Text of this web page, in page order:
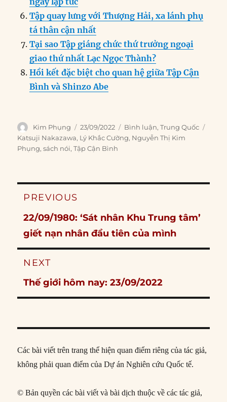
Tập quay lưng với Thượng Hải, xa lánh phụ
tá thân cận nhất
Tại sao Tập giáng chức thứ trưởng ngoại
giao thứ nhất Lạc Ngọc Thành?
Hồi kết đặc biệt cho quan hệ giữa Tập Cận
Bình và Shinzo Abe
Author
Kim Phụng
Posted
on
23/09/2022 Categories
Bình luận,Trung Quốc
Katsuji Nakazawa, Lý Khắc Cường, Nguyễn Thị Kim
Phụng,sách nói,Tập Cận Bình
Post
PREVIOUS
Previous
post:
22/09/1980: ‘Sát nhân Khu Trung tâm’
giết nạn nhân đầu tiên của mình
NEXT
Next
post:
Thế giới hôm nay: 23/09/2022
Các bài viết trên trang thể hiện quan điểm riêng của tác giả,
không phải quan điểm của Dự án Nghiên cứu Quốc tế.
© Bản quyền các bài viết và bài dịch thuộc về các tác giả,